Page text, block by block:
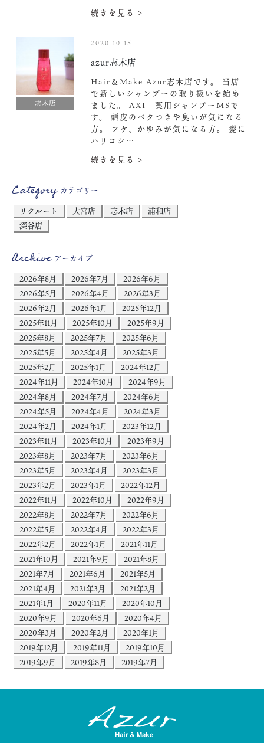
続きを見る >
志木店
2020-10-15
azur志木店
Hair＆Make Azur志木店です。 当店
で新しいシャンプーの取り扱いを始め
ました。 AXI 薬用シャンプーMSで
す。 頭皮のベタつきや臭いが気になる
方。 フケ、かゆみが気になる方。 髪に
ハリコシ…
続きを見る >
Categoryカテゴリー
リクルート
大宮店 志木店
浦和店
深谷店
Archiveアーカイブ
2026年8月
2026年7月
2026年6月
2026年5月
2026年4月
2026年3月
2026年2月
2026年1月
2025年12月
2025年11月
2025年10月
2025年9月
2025年8月
2025年7月
2025年6月
2025年5月
2025年4月
2025年3月
2025年2月
2025年1月
2024年12月
2024年11月
2024年10月
2024年9月
2024年8月
2024年7月
2024年6月
2024年5月
2024年4月
2024年3月
2024年2月
2024年1月
2023年12月
2023年11月
2023年10月
2023年9月
2023年8月
2023年7月
2023年6月
2023年5月
2023年4月
2023年3月
2023年2月
2023年1月
2022年12月
2022年11月
2022年10月
2022年9月
2022年8月
2022年7月
2022年6月
2022年5月
2022年4月
2022年3月
2022年2月
2022年1月
2021年11月
2021年10月
2021年9月
2021年8月
2021年7月
2021年6月
2021年5月
2021年4月
2021年3月
2021年2月
2021年1月
2020年11月
2020年10月
2020年9月
2020年6月
2020年4月
2020年3月
2020年2月
2020年1月
2019年12月
2019年11月
2019年10月
2019年9月
2019年8月 2019年7月